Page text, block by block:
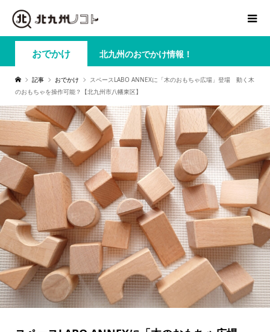
おでかけ 北九州のおでかけ情報！
記事 おでかけ
スペースLABO ANNEXに「木のおもちゃ広場」登場 動く木
のおもちゃを操作可能？【北九州市八幡東区】